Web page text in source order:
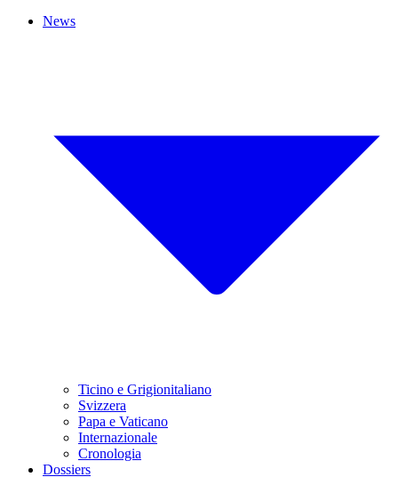
News
Ticino e Grigionitaliano
Svizzera
Papa e Vaticano
Internazionale
Cronologia
Dossiers